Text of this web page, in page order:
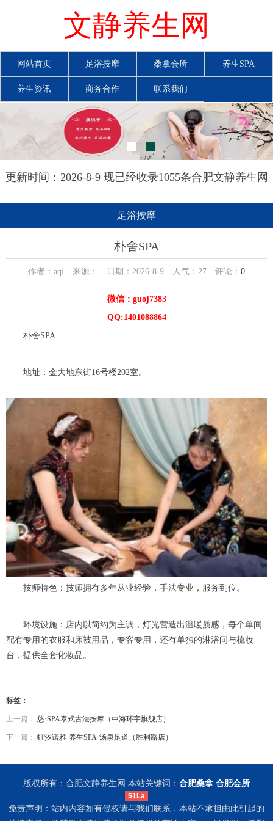
文静养生网
网站首页 足浴按摩 桑拿会所 养生SPA
养生资讯 商务合作 联系我们
更新时间：2026-8-9 现已经收录1055条合肥文静养生网
足浴按摩
朴舍SPA
作者：aqi 来源： 日期：2026-8-9 人气： 27 评论： 0
微信：guoj7383
QQ:1401088864
朴舍SPA
地址：金大地东街16号楼202室。
技师特色：技师拥有多年从业经验，手法专业，服务到位。
环境设施：店内以简约为主调，灯光营造出温暖质感，每个单间
配有专用的衣服和床被用品，专客专用，还有单独的淋浴间与梳妆
台，提供全套化妆品。
标签：
上一篇： 悠·SPA泰式古法按摩（中海环宇旗舰店）
下一篇： 虹汐诺雅·养生SPA·汤泉足道（胜利路店）
版权所有：合肥文静养生网 本站关键词： 合肥桑拿 合肥会所
51La
免责声明：站内内容如有侵权请与我们联系，本站不承担由此引起的